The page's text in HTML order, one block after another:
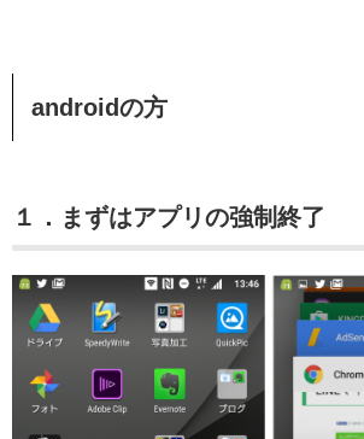
androidの方
１．まずはアプリの強制終了